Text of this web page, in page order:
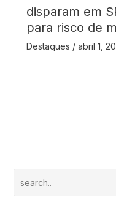
disparam em
para risco de
Destaques / abril 1,